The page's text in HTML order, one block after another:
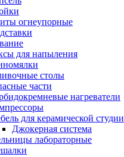
огнеупорные
для напыления
столы
части
нагреватели
для керамической студии
Джокерная система
лабораторные